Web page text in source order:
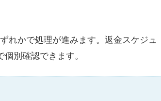
れかで処理が進みます。返金スケジュ
別確認できます。